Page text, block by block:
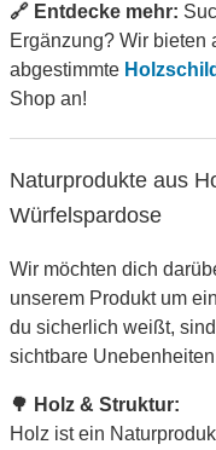
🔗 Entdecke mehr:
Ergänzung? Wir bieten
abgestimmte
Shop an!
Naturprodukte aus
Würfelspardose
Wir möchten dich
unserem Produkt um
du sicherlich weißt,
sichtbare
🌳 Holz & Struktur:
Holz ist ein